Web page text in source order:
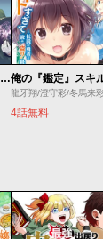
ゴミ以下だと追放された使用人、実は前世賢者です ～史上最強の賢者、世界最高峰の学園に通う～
龍牙翔/澄守彩/冬馬来
4話無料